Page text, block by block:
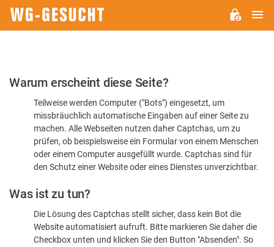
Bitte
dass
sind
Warum erscheint diese Seite?
Teilweise werden Computer ("Bots") eingesetzt, um
missbräuchlich automatische Eingaben auf einer Seite zu
machen. Alle Webseiten nutzen daher Captchas, um zu
prüfen, ob beispielsweise ein Formular von einem Menschen
oder einem Computer ausgefüllt wurde. Captchas sind für
den Schutz einer Website oder eines Dienstes unverzichtbar.
Was ist zu tun?
Die Lösung des Captchas stellt sicher, dass kein Bot die
Website automatisiert aufruft. Bitte markieren Sie daher die
Checkbox unten und klicken Sie den Button "Absenden". So